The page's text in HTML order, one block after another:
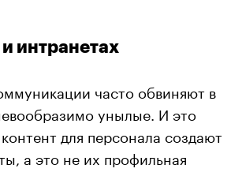
интранетах
часто обвиняют в
унылые. И это
для персонала создают
а это не их профильная